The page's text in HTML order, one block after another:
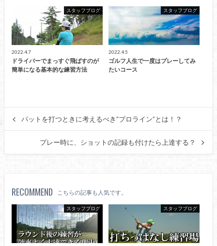
スタッフブログ
2022.4.7
ドライバーでまっすぐ飛ばすのが
簡単になる基本的な練習方法
スタッフブログ
2022.4.5
ゴルフ人生で一度はプレーしてみ
たいコース
パットを打つときに考えるべき”プロライン”とは！？
プレー時に、ショットの記録も付けたら上達する？
RECOMMEND こちらの記事も人気です。
スタッフブログ スタッフブログ